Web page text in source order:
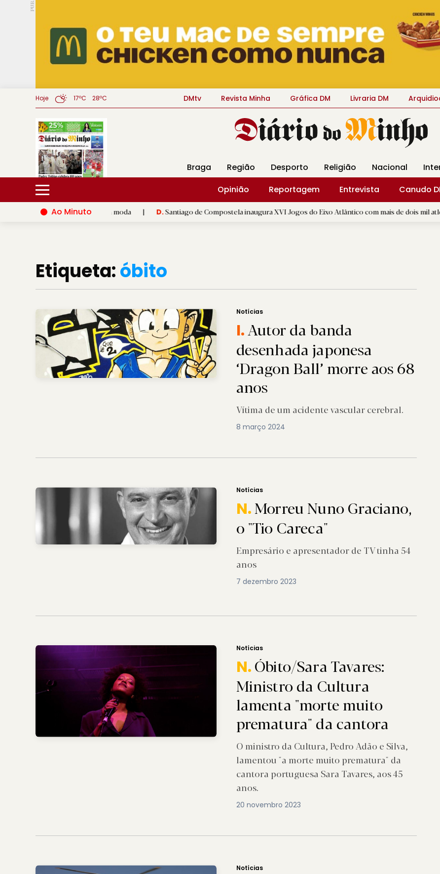
PUB.
Hoje 17ºC 28ºC DMtv Revista Minha Gráfica DM Livraria DM
Braga Região Desporto Religião Nacional
Opinião
Reportagem Entrevista
Canudo
Ao Minuto
do mundo da moda D.Santiago de Compostela inaugura XVI Jogos do Eixo Atlântico com mais de dois mil atletas | R.
Etiqueta:óbito
Notícias
I.Autor da banda
desenhada japonesa
‘Dragon Ball’ morre aos 68
anos
Vítima de um acidente vascular cerebral.
8 março 2024
Notícias
N.Morreu Nuno Graciano,
o "Tio Careca"
Empresário e apresentador de TV tinha 54
anos
7 dezembro 2023
Notícias
N.Óbito/Sara Tavares:
Ministro da Cultura
lamenta "morte muito
prematura" da cantora
O ministro da Cultura, Pedro Adão e Silva,
lamentou "a morte muito prematura" da
cantora portuguesa Sara Tavares, aos 45
anos.
20 novembro 2023
Notícias